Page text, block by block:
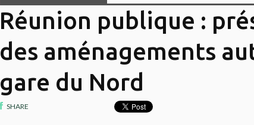
Réunion publique :
des aménagements
gare du Nord
SHARE